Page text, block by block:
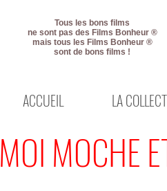
Tous les bons films
ne sont pas des Films Bonheur ®
mais tous les Films Bonheur ®
sont de bons films !
ACCUEIL LA
MOI MOCHE